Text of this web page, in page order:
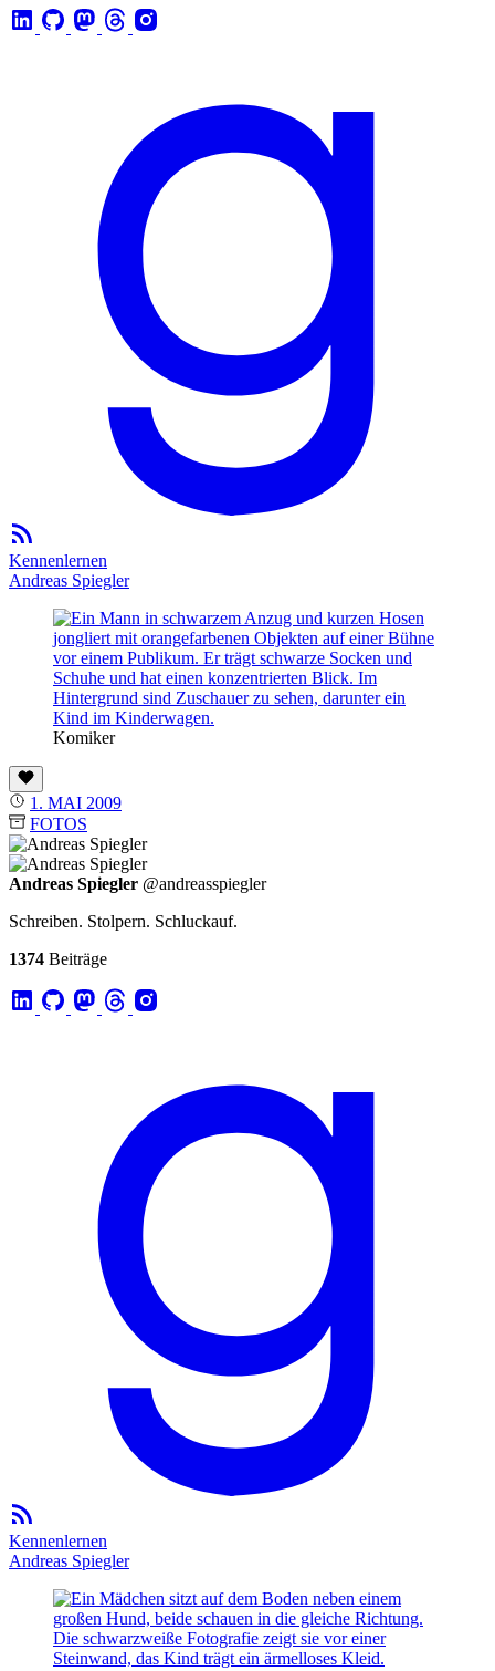
Kennenlernen
Andreas Spiegler
Komiker
1. MAI 2009
FOTOS
Andreas Spiegler @andreasspiegler
Schreiben. Stolpern. Schluckauf.
1374 Beiträge
Kennenlernen
Andreas Spiegler